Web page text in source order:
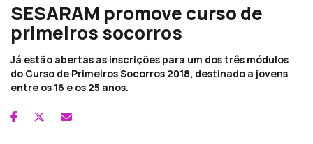
SESARAM promove curso de
primeiros socorros
Já estão abertas as inscrições para um dos três módulos
do Curso de Primeiros Socorros 2018, destinado a jovens
entre os 16 e os 25 anos.